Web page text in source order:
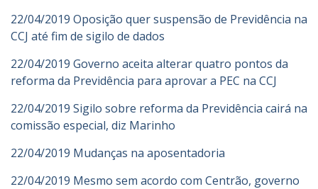
22/04/2019 Oposição quer suspensão de Previdência na
CCJ até fim de sigilo de dados
22/04/2019 Governo aceita alterar quatro pontos da
reforma da Previdência para aprovar a PEC na CCJ
22/04/2019 Sigilo sobre reforma da Previdência cairá na
comissão especial, diz Marinho
22/04/2019 Mudanças na aposentadoria
22/04/2019 Mesmo sem acordo com Centrão, governo